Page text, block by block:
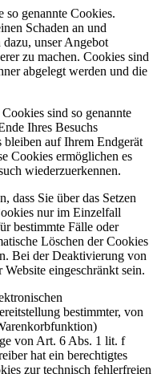
so genannte Cookies.
Schaden an und
unser Angebot
zu machen. Cookies sind
abgelegt werden und die
sind so genannte
Ihres Besuchs
bleiben auf Ihrem Endgerät
Cookies ermöglichen es
wiederzuerkennen.
dass Sie über das Setzen
nur im Einzelfall
bestimmte Fälle oder
Löschen der Cookies
Bei der Deaktivierung von
eingeschränkt sein.
bestimmter, von
von Art. 6 Abs. 1 lit. f
hat ein berechtigtes
zur technisch fehlerfreien